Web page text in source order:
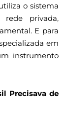
o sistema
privada,
E para
em
instrumento
Precisava de